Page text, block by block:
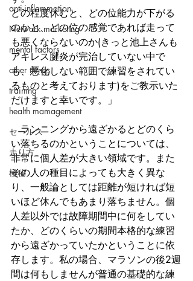
anti-inflammation
Network marketing
mental factors
other things
training
health mamagement
セールス
走り方
極秘
どの程度休むと、どの位能力が下がる
のかと、どの位の感覚であれば走って
も悪くならないのか(きっと池上さんも
アキレス腱炎が完治していない中で
も、悪化しない範囲で練習をされてい
るものと考えております)をご教示いた
だけますと幸いです。」
ランニングから遠ざかるとどのくら
い落ちるのかということについては、
非常に個人差が大きい領域です。また
その人の種目によっても大きく異な
り、一般論としては距離が短ければ短
いほど休んでもあまり落ちません。個
人差以外では故障期間中に何をしてい
たか、どのくらいの期間本格的な練習
から遠ざかっていたかということに依
存します。私の場合、マラソンの後2週
間は何もしませんが普通の基礎的な練